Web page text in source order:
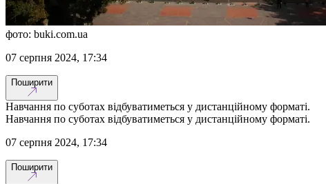
фото: buki.com.ua
07 серпня 2024, 17:34
Поширити
Навчання по суботах відбуватиметься у дистанційному форматі.
Навчання по суботах відбуватиметься у дистанційному форматі.
07 серпня 2024, 17:34
Поширити